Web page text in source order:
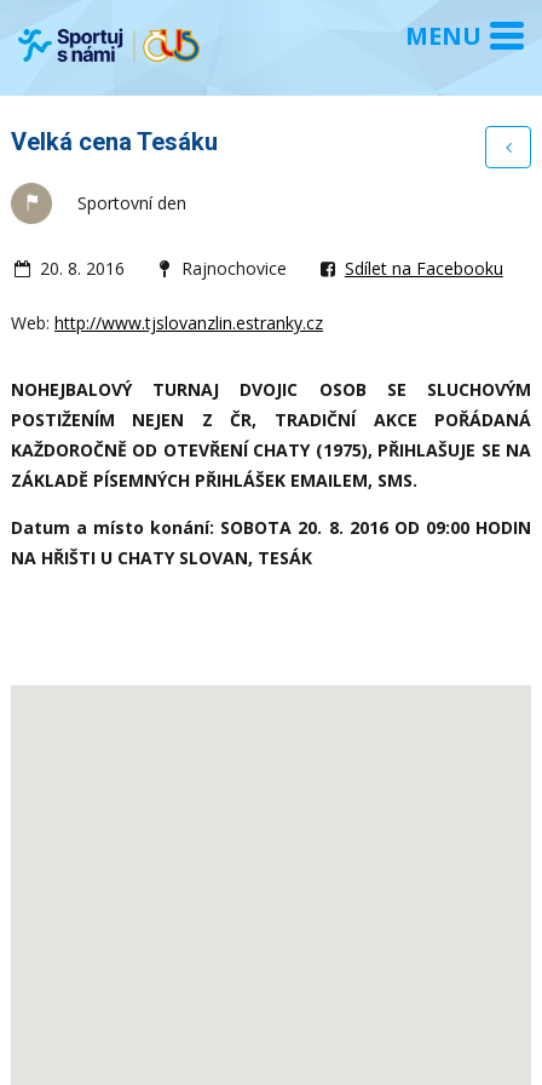
Velká cena Tesáku
Sportovní den
20. 8. 2016 Rajnochovice Sdílet na Facebooku
Web: http://www.tjslovanzlin.estranky.cz
NOHEJBALOVÝ TURNAJ DVOJIC OSOB SE SLUCHOVÝM
POSTIŽENÍM NEJEN Z ČR, TRADIČNÍ AKCE POŘÁDANÁ
KAŽDOROČNĚ OD OTEVŘENÍ CHATY (1975), PŘIHLAŠUJE SE NA
ZÁKLADĚ PÍSEMNÝCH PŘIHLÁŠEK EMAILEM, SMS.
Datum a místo konání: SOBOTA 20. 8. 2016 OD 09:00 HODIN
NA HŘIŠTI U CHATY SLOVAN, TESÁK